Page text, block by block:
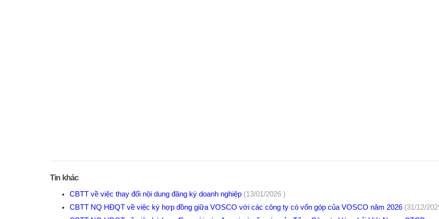
Tin khác
CBTT về việc thay đổi nội dung đăng ký doanh nghiệp (13/01/2026 )
CBTT NQ HĐQT về việc ký hợp đồng giữa VOSCO với các công ty có vốn góp của VOSCO năm 2026 (31/12/